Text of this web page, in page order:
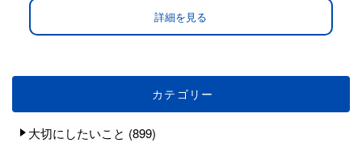
詳細を見る
カテゴリー
大切にしたいこと (899)